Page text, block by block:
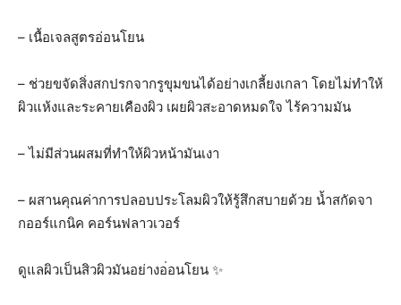
– เนื้อเจลสูตรอ่อนโยน
– ช่วยขจัดสิ่งสกปรกจากรูขุมขนได้อย่างเกลี้ยงเกลา โดยไม่ทำให้
ผิวแห้งและระคายเคืองผิว เผยผิวสะอาดหมดใจ ไร้ความมัน
– ไม่มีส่วนผสมที่ทำให้ผิวหน้ามันเงา
– ผสานคุณค่าการปลอบประโลมผิวให้รู้สึกสบายด้วย น้ำสกัดจา
กออร์แกนิค คอร์นฟลาวเวอร์
ดูแลผิวเป็นสิวผิวมันอย่างอ่อนโยน ✨